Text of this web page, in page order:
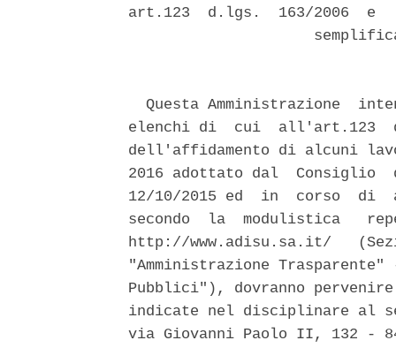
art.123  d.lgs.  163/2006
Questa Amministrazione
elenchi di  cui  all'art.123
dell'affidamento di alcuni
2016 adottato dal  Consiglio
12/10/2015 ed  in  corso  di
secondo  la  modulistica
http://www.adisu.sa.it/
"Amministrazione
Pubblici"), dovranno
indicate nel disciplinare al
via Giovanni Paolo II, 132 -